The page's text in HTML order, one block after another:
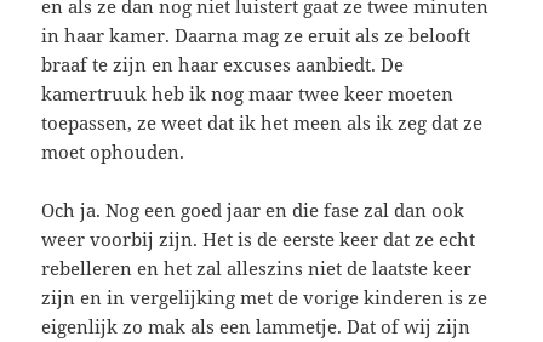
en als ze dan nog niet luistert gaat ze twee minuten
in haar kamer. Daarna mag ze eruit als ze belooft
braaf te zijn en haar excuses aanbiedt. De
kamertruuk heb ik nog maar twee keer moeten
toepassen, ze weet dat ik het meen als ik zeg dat ze
moet ophouden.
Och ja. Nog een goed jaar en die fase zal dan ook
weer voorbij zijn. Het is de eerste keer dat ze echt
rebelleren en het zal alleszins niet de laatste keer
zijn en in vergelijking met de vorige kinderen is ze
eigenlijk zo mak als een lammetje. Dat of wij zijn